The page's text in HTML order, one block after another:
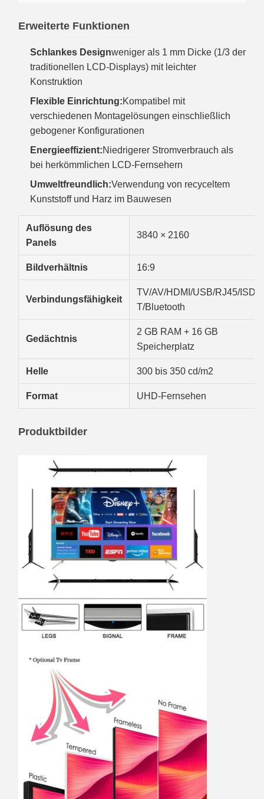
Erweiterte Funktionen
Schlankes Designweniger als 1 mm Dicke (1/3 der
traditionellen LCD-Displays) mit leichter
Konstruktion
Flexible Einrichtung:Kompatibel mit
verschiedenen Montagelösungen einschließlich
gebogener Konfigurationen
Energieeffizient:Niedrigerer Stromverbrauch als
bei herkömmlichen LCD-Fernsehern
Umweltfreundlich:Verwendung von recyceltem
Kunststoff und Harz im Bauwesen
Auflösung des
Panels
3840 × 2160
Bildverhältnis 16:9
Verbindungsfähigkeit
TV/AV/HDMI/USB/RJ45/
T/Bluetooth
Gedächtnis
2 GB RAM + 16 GB
Speicherplatz
Helle 300 bis 350 cd/m2
Format UHD-Fernsehen
Produktbilder